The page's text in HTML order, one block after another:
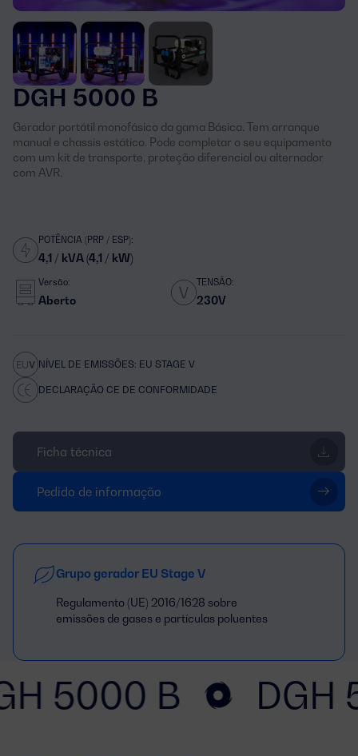
DGH 5000 B
Gerador portátil monofásico da gama Básica. Tem arranque
manual e chassis estático. Pode completar o seu equipamento
com um kit de transporte, proteção diferencial ou alternador
com AVR.
POTÊNCIA (PRP / ESP):
4,1 / kVA (4,1 / kW)
Versão:
Aberto
TENSÃO:
230V
NÍVEL DE EMISSÕES: EU STAGE V
DECLARAÇÃO CE DE CONFORMIDADE
Ficha técnica
Pedido de informação
Grupo gerador EU Stage V
Regulamento (UE) 2016/1628 sobre
emissões de gases e partículas poluentes
5000 B DGH